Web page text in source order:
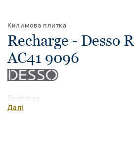
Килимова плитка
Recharge - Desso
AC41 9096
Recharge
Далі